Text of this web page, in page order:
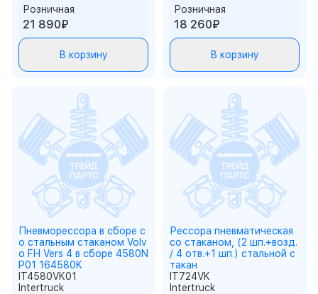
Розничная
21 890₽
В корзину
Розничная
18 260₽
В корзину
Пневморессора в сборе с
о стальным стаканом Volv
o FH Vers 4 в сборе 4580N
P01 164580K
IT4580VK01
Intertruck
Рессора пневматическая
со стаканом, (2 шп.+возд.
/ 4 отв.+1 шп.) стальной с
такан
IT724VK
Intertruck